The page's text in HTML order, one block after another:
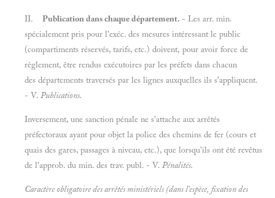
II. Publication dans chaque département. - Les arr. min.
spécialement pris pour l'exéc. des mesures intéressant le public
(compartiments réservés, tarifs, etc.) doivent, pour avoir force de
règlement, être rendus exécutoires par les préfets dans chacun
des départements traversés par les lignes auxquelles ils s'appliquent.
- V. Publications.
Inversement, une sanction pénale ne s'attache aux arrêtés
préfectoraux ayant pour objet la police des chemins de fer (cours et
quais des gares, passages à niveau, etc.), que lorsqu'ils ont été revêtus
de l'approb. du min. des trav. publ. - V. Pénalités.
Caractère obligatoire des arrêtés ministériels (dans l'espèce, fixation des